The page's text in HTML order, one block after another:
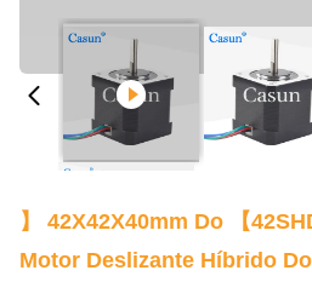
】 42X42X40mm Do 【
Motor Deslizante Híbrido